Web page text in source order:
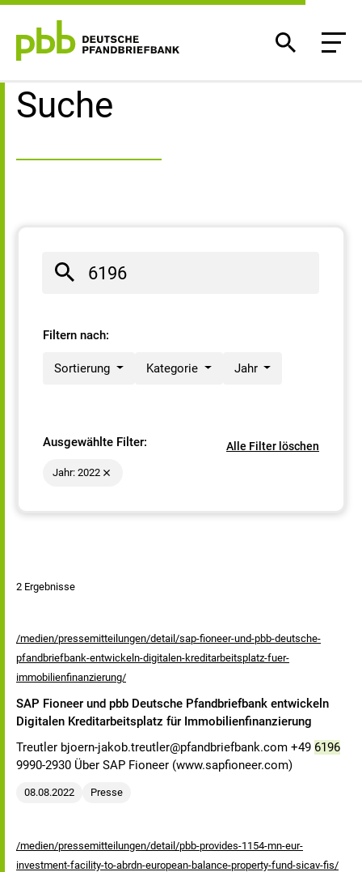
Suchergebnisse
Suche
Filtern nach:
Sortierung Kategorie Jahr
Ausgewählte Filter: Alle Filter löschen
Jahr: 2022
2 Ergebnisse
/medien/pressemitteilungen/detail/sap-fioneer-und-pbb-deutsche-
pfandbriefbank-entwickeln-digitalen-kreditarbeitsplatz-fuer-
immobilienfinanzierung/
SAP Fioneer und pbb Deutsche Pfandbriefbank entwickeln
Digitalen Kreditarbeitsplatz für Immobilienfinanzierung
Treutler bjoern-jakob.treutler@pfandbriefbank.com +49 6196
9990-2930 Über SAP Fioneer (www.sapfioneer.com)
08.08.2022 Presse
/medien/pressemitteilungen/detail/pbb-provides-1154-mn-eur-
investment-facility-to-abrdn-european-balance-property-fund-sicav-fis/